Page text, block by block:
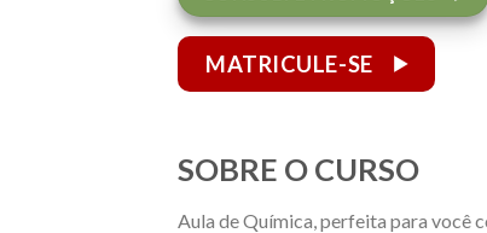
MATRICULE-SE
SOBRE O CURSO
Aula de Química, perfeita para você